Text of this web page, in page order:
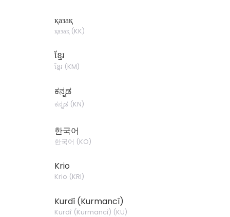
қазақ
қазақ(KK)
ខ្មែរ
ខ្មែរ (KM)
ಕನ್ನಡ
ಕನ್ನಡ (KN)
한국어
한국어 (KO)
Krio
Krio (KRI)
Kurdî (Kurmancî)
Kurdî (Kurmancî) (KU)